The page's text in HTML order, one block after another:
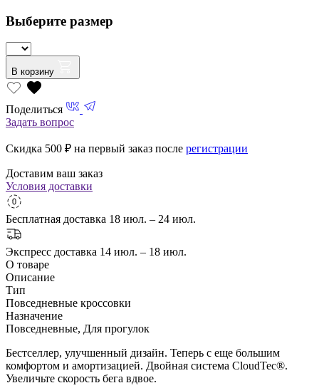
Выберите размер
В корзину
Поделиться
Задать вопрос
Скидка 500 ₽ на первый заказ после регистрации
Доставим ваш заказ
Условия доставки
Бесплатная доставка 18 июл. – 24 июл.
Экспресс доставка 14 июл. – 18 июл.
О товаре
Описание
Тип
Повседневные кроссовки
Назначение
Повседневные, Для прогулок
Бестселлер, улучшенный дизайн. Теперь с еще большим
комфортом и амортизацией. Двойная система CloudTec®.
Увеличьте скорость бега вдвое.